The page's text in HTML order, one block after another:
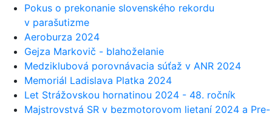
Pokus o prekonanie slovenského rekordu
v parašutizme
Aeroburza 2024
Gejza Markovič - blahoželanie
Medziklubová porovnávacia súťaž v ANR 2024
Memoriál Ladislava Platka 2024
Let Strážovskou hornatinou 2024 - 48. ročník
Majstrovstvá SR v bezmotorovom lietaní 2024 a Pre-